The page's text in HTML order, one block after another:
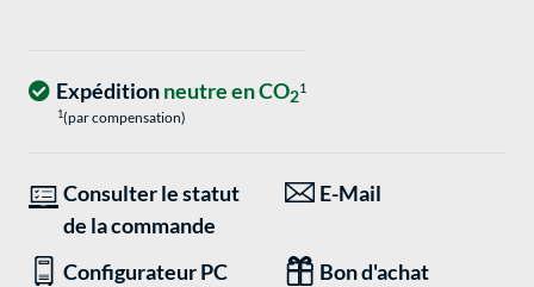
Expéditionneutre en CO21
1(par compensation)
Consulter le statut
de la commande
E-Mail
Configurateur PC Bon d'achat